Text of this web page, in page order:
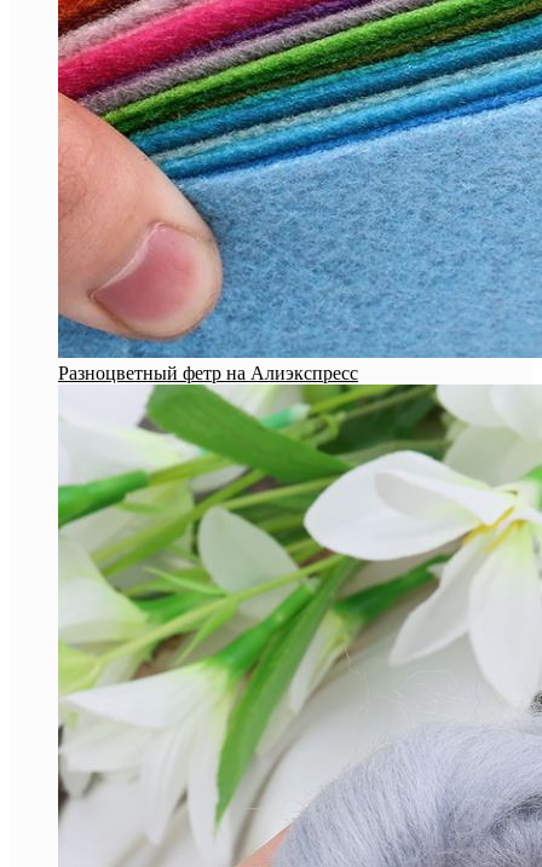
Разноцветный фетр на Алиэкспресс